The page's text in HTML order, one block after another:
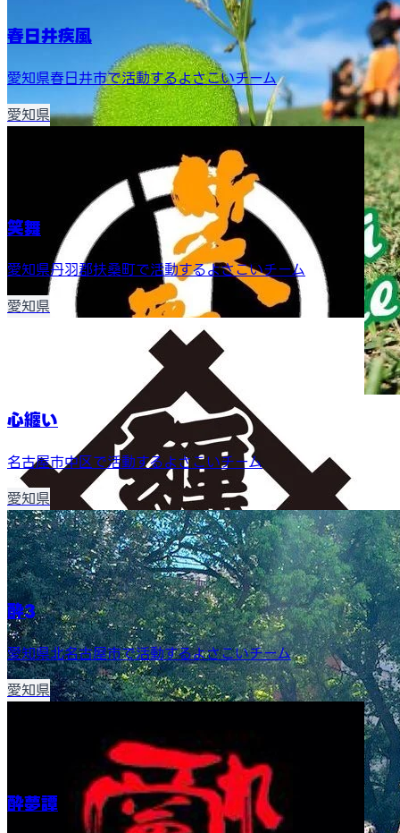
春日井疾風
愛知県春日井市で活動するよさこいチーム
愛知県
笑舞
愛知県丹羽郡扶桑町で活動するよさこいチーム
愛知県
心纏い
名古屋市中区で活動するよさこいチーム
愛知県
酔3
愛知県北名古屋市で活動するよさこいチーム
愛知県
酔夢譚